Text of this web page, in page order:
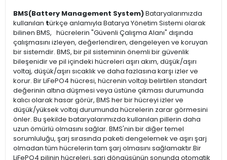
BMS(Battery Management System)Bataryalarımızda
kullanılan türkçe anlamıyla Batarya Yönetim Sistemi olarak
bilinen BMS, hücrelerin "Güvenli Çalışma Alanı" dışında
çalışmasını izleyen, değerlendiren, dengeleyen ve koruyan
bir sistemdir. BMS, bir pil sisteminin önemli bir güvenlik
bileşenidir ve pil içindeki hücreleri aşırı akım, düşük/aşırı
voltaj, düşük/aşırı sıcaklık ve daha fazlasına karşı izler ve
korur. Bir LiFePO4 hücresi, hücrenin voltajı belirtilen standart
değerinin altına düşmesi veya üstüne çıkması durumunda
kalıcı olarak hasar görür, BMS her bir hücreyi izler ve
düşük/yüksek voltaj durumunda hücrelerin zarar görmesini
önler. Bu şekilde bataryalarımızda kullanılan pillerin daha
uzun ömürlü olmasını sağlar. BMS'nin bir diğer temel
sorumluluğu, şarj sırasında paketi dengelemek ve aşırı şarj
olmadan tüm hücrelerin tam şarj olmasını sağlamaktır.Bir
LiFePO4 pilinin hücreleri, şarj döngüsünün sonunda otomatik